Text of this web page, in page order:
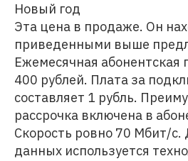
Новый год
Эта цена в продаже. Он
приведенными выше
Ежемесячная абонентская
400 рублей. Плата за
составляет 1 рубль.
рассрочка включена в
Скорость ровно 70 Мбит/с.
данных используется